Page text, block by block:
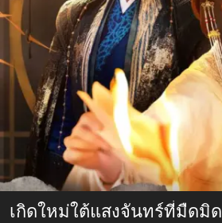
เกิดใหม่ใต้แสงจันทร์ที่มืดมิด